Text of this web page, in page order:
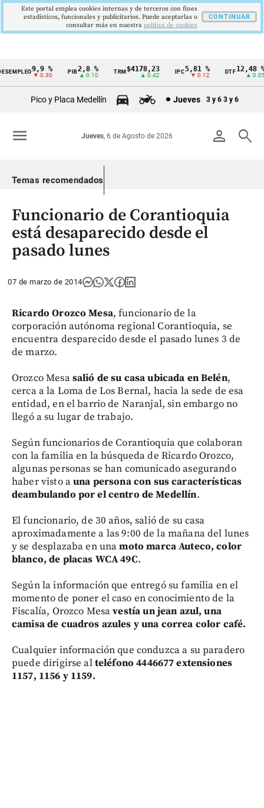
Cintillo
Colombia
9,9 %
▼ 0.30
PIB2,8 %
▲ 0.10
TRM$4178,23
▲ 0.42
IPC5,81 %
▼ 0.12
DTF12,48 %
▲ 0.05
Pico y Placa Medellín Jueves 3 y 6 3 y 6
person search
Jueves, 6 de Agosto de 2026
menu
Temas recomendados
Funcionario de Corantioquia
está desaparecido desde el
pasado lunes
07 de marzo de 2014
Ricardo Orozco Mesa, funcionario de la
corporación autónoma regional Corantioquia, se
encuentra desparecido desde el pasado lunes 3 de
de marzo.
Orozco Mesasalió de su casa ubicada en Belén,
cerca a la Loma de Los Bernal, hacia la sede de esa
entidad, en el barrio de Naranjal, sin embargo no
llegó a su lugar de trabajo.
Según funcionarios de Corantioquia que colaboran
con la familia en la búsqueda de Ricardo Orozco,
algunas personas se han comunicado asegurando
haber visto auna persona con sus características
deambulando por el centro de Medellín.
El funcionario, de 30 años, salió de su casa
aproximadamente a las 9:00 de la mañana del lunes
y se desplazaba en unamoto marca Auteco, color
blanco, de placas WCA 49C.
Según la información que entregó su familia en el
momento de poner el caso en conocimiento de la
Fiscalía, Orozco Mesavestía un jean azul, una
camisa de cuadros azules y una correa color café.
Cualquier información que conduzca a su paradero
puede dirigirse alteléfono 4446677 extensiones
1157, 1156 y 1159.
Este portal emplea cookies internas y de terceros con fines
estadísticos, funcionales y publicitarios. Puede aceptarlas o
consultar más en nuestra politica de cookies
CONTINUAR